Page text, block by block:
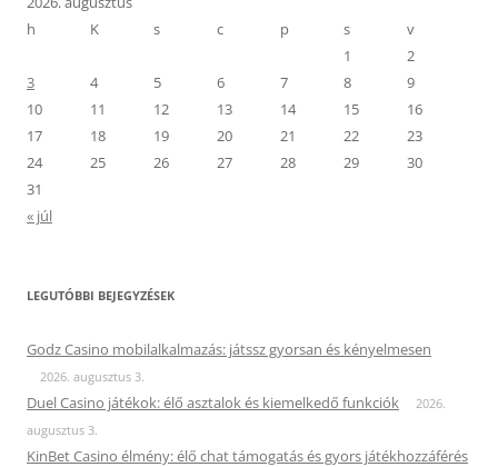
h
K s c p s
v
1
2
3
4 5 6 7 8
9
10
11 12 13 14 15
16
17
18 19 20 21 22
23
24
25 26 27 28 29
30
31
« júl
LEGUTÓBBI BEJEGYZÉSEK
Godz Casino mobilalkalmazás: játssz gyorsan és kényelmesen
2026. augusztus 3.
Duel Casino játékok: élő asztalok és kiemelkedő funkciók
2026.
augusztus 3.
KinBet Casino élmény: élő chat támogatás és gyors játékhozzáférés